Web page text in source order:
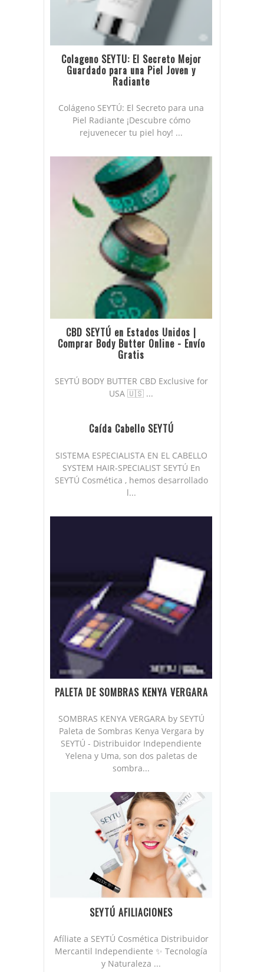
Colageno SEYTU: El Secreto Mejor
Guardado para una Piel Joven y
Radiante
Colágeno SEYTÚ: El Secreto para una
Piel Radiante ¡Descubre cómo
rejuvenecer tu piel hoy! ...
CBD SEYTÚ en Estados Unidos |
Comprar Body Butter Online - Envío
Gratis
SEYTÚ BODY BUTTER CBD Exclusive for
USA 🇺🇸 ...
Caída Cabello SEYTÚ
SISTEMA ESPECIALISTA EN EL CABELLO
SYSTEM HAIR-SPECIALIST SEYTÚ En
SEYTÚ Cosmética , hemos desarrollado
l...
PALETA DE SOMBRAS KENYA VERGARA
SOMBRAS KENYA VERGARA by SEYTÚ
Paleta de Sombras Kenya Vergara by
SEYTÚ - Distribuidor Independiente
Yelena y Uma, son dos paletas de
sombra...
SEYTÚ AFILIACIONES
Afíliate a SEYTÚ Cosmética Distribuidor
Mercantil Independiente ✨ Tecnología
y Naturaleza ...